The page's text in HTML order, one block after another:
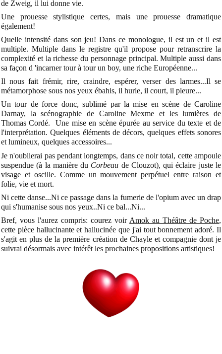
de Zweig, il lui donne vie.
Une prouesse stylistique certes, mais une prouesse dramatique
également!
Quelle intensité dans son jeu! Dans ce monologue, il est un et il est
multiple. Multiple dans le registre qu'il propose pour retranscrire la
complexité et la richesse du personnage principal. Multiple aussi dans
sa façon d 'incarner tour à tour un boy, une riche Européenne...
Il nous fait frémir, rire, craindre, espérer, verser des larmes...Il se
métamorphose sous nos yeux ébahis, il hurle, il court, il pleure...
Un tour de force donc, sublimé par la mise en scène de Caroline
Darnay, la scénographie de Caroline Mexme et les lumières de
Thomas Cordé. Une mise en scène épurée au service du texte et de
l'interprétation. Quelques éléments de décors, quelques effets sonores
et lumineux, quelques accessoires...
Je n'oublierai pas pendant longtemps, dans ce noir total, cette ampoule
suspendue (à la manière du Corbeau de Clouzot), qui éclaire juste le
visage et oscille. Comme un mouvement perpétuel entre raison et
folie, vie et mort.
Ni cette danse...Ni ce passage dans la fumerie de l'opium avec un drap
qui s'humanise sous nos yeux..Ni ce bal...Ni...
Bref, vous l'aurez compris: courez voir Amok au Théâtre de Poche,
cette pièce hallucinante et hallucinée que j'ai tout bonnement adoré. Il
s'agit en plus de la première création de Chayle et compagnie dont je
suivrai désormais avec intérêt les prochaines propositions artistiques!